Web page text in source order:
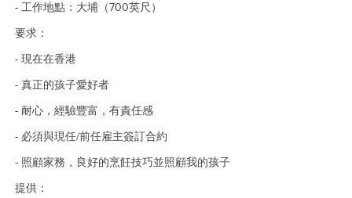
- 工作地點：大埔（700英尺）
要求：
- 現在在香港
- 真正的孩子愛好者
- 耐心，經驗豐富，有責任感
- 必須與現任/前任雇主簽訂合約
- 照顧家務，良好的烹飪技巧並照顧我的孩子
提供：